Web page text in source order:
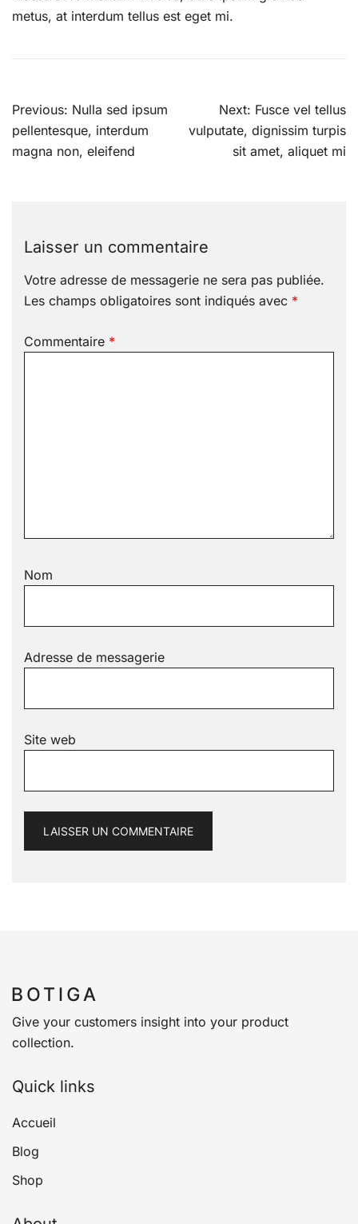
metus, at interdum tellus est eget mi.
Navigation
de
l’article
Previous: Nulla sed ipsum
pellentesque, interdum
magna non, eleifend
Next: Fusce vel tellus
vulputate, dignissim turpis
sit amet, aliquet mi
Laisser un commentaire
Votre adresse de messagerie ne sera pas publiée.
Les champs obligatoires sont indiqués avec *
Commentaire *
Nom
Adresse de messagerie
Site web
Give your customers insight into your product
collection.
Quick links
Accueil
Blog
Shop